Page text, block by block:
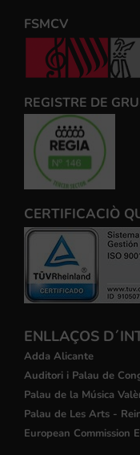
FSMCV
REGISTRE DE
CERTIFICACIÒ
ENLLAÇOS
Adda Alicante
Auditori i Palau de
Palau de la Música
Palau de Les Arts -
European Commission